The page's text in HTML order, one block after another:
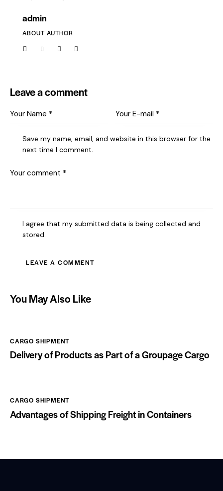
admin
ABOUT AUTHOR
Leave a comment
Save my name, email, and website in this browser for the
next time I comment.
I agree that my submitted data is being collected and
stored.
You May Also Like
CARGO SHIPMENT
Delivery of Products as Part of a Groupage Cargo
CARGO SHIPMENT
Advantages of Shipping Freight in Containers